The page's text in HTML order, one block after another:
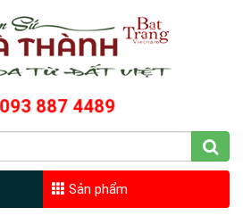
093 887 4489
Sản phẩm